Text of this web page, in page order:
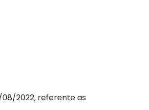
2022, referente as